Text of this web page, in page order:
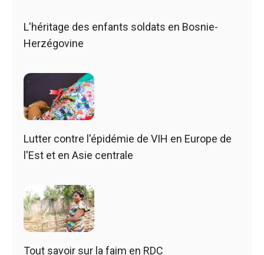
L'héritage des enfants soldats en Bosnie-
Herzégovine
Lutter contre l'épidémie de VIH en Europe de
l'Est et en Asie centrale
Tout savoir sur la faim en RDC